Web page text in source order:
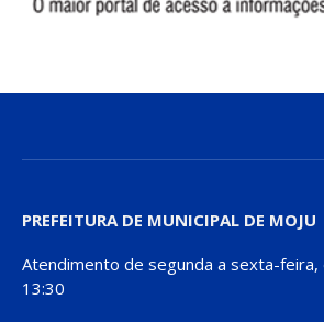
PREFEITURA DE MUNICIPAL DE MOJU
Atendimento de segunda a sexta-
13:30